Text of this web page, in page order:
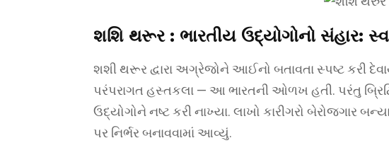
શશિ થરૂર : ભારતીય ઉદ્યોગોનો સંહાર:
શશી થરૂર દ્વારા અગ્રેજોને આઈનો બતાવતા સ્પષ્ટ કરી
પરંપરાગત હસ્તકલા — આ ભારતની ઓળખ હતી. પરંતુ
ઉદ્યોગોને નષ્ટ કરી નાખ્યા. લાખો કારીગરો બેરોજગાર
પર નિર્ભર બનાવવામાં આવ્યું.